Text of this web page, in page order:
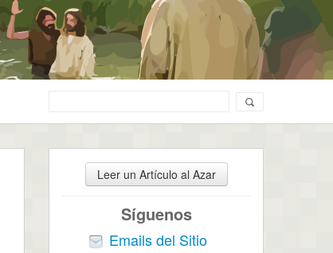
Leer un Artículo al Azar
Síguenos
Emails del Sitio